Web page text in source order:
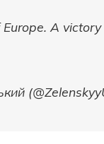
A